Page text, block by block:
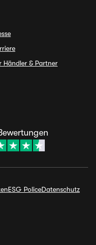
Händler & Partner
ESG PoliceDatenschutz